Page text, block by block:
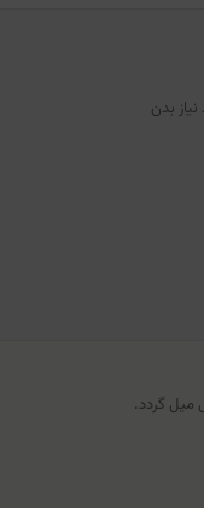
بدن